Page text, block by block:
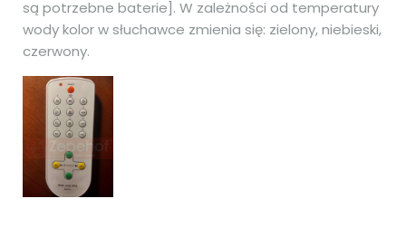
są potrzebne baterie]. W zależności od temperatury
wody kolor w słuchawce zmienia się: zielony, niebieski,
czerwony.